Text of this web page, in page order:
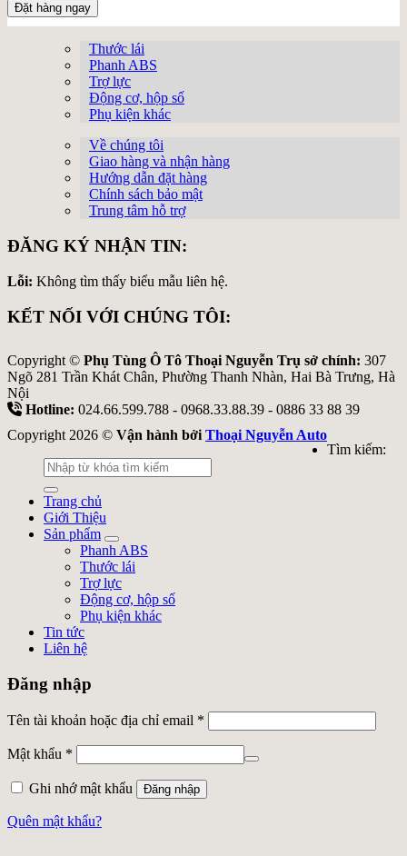
Đặt hàng ngay
Thước lái
Phanh ABS
Trợ lực
Động cơ, hộp số
Phụ kiện khác
Về chúng tôi
Giao hàng và nhận hàng
Hướng dẫn đặt hàng
Chính sách bảo mật
Trung tâm hỗ trợ
ĐĂNG KÝ NHẬN TIN:
Lỗi: Không tìm thấy biểu mẫu liên hệ.
KẾT NỐI VỚI CHÚNG TÔI:
Copyright © Phụ Tùng Ô Tô Thoại Nguyễn Trụ sở chính: 307
Ngõ 281 Trần Khát Chân, Phường Thanh Nhàn, Hai Bà Trưng, Hà
Nội
Hotline: 024.66.599.788 - 0968.33.88.39 - 0886 33 88 39
Copyright 2026 © Vận hành bởi Thoại Nguyễn Auto
Tìm kiếm:
Trang chủ
Giới Thiệu
Sản phẩm
Phanh ABS
Thước lái
Trợ lực
Động cơ, hộp số
Phụ kiện khác
Tin tức
Liên hệ
Đăng nhập
Tên tài khoản hoặc địa chỉ email *
Mật khẩu *
Ghi nhớ mật khẩu Đăng nhập
Quên mật khẩu?